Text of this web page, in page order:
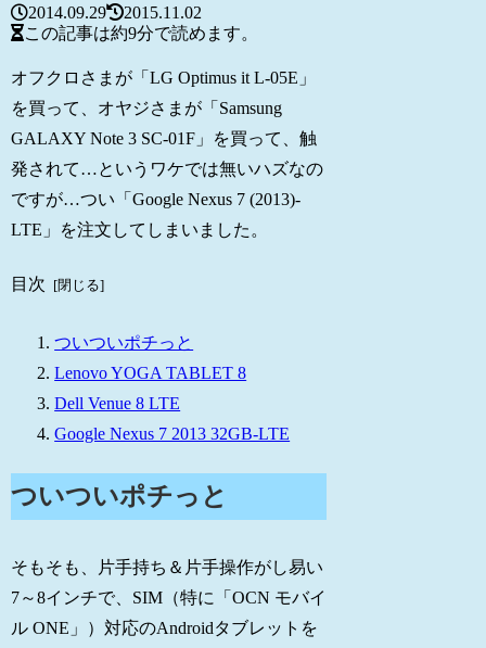
2014.09.29
2015.11.02
この記事は約9分で読めます。
オフクロさまが「LG Optimus it L-05E」
を買って、オヤジさまが「Samsung
GALAXY Note 3 SC-01F」を買って、触
発されて…というワケでは無いハズなの
ですが…つい「Google Nexus 7 (2013)-
LTE」を注文してしまいました。
目次
ついついポチっと
Lenovo YOGA TABLET 8
Dell Venue 8 LTE
Google Nexus 7 2013 32GB-LTE
ついついポチっと
そもそも、片手持ち＆片手操作がし易い
7～8インチで、SIM（特に「OCN モバイ
ル ONE」）対応のAndroidタブレットを